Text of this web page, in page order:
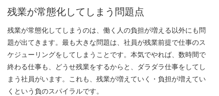
残業が常態化してしまう問題点
残業が常態化してしまうのは、働く人の負担が増える以外にも問
題が出てきます。最も大きな問題は、社員が残業前提で仕事のス
ケジューリングをしてしまうことです。本気でやれば、数時間で
終わる仕事も、どうせ残業をするからと、ダラダラ仕事をしてし
まう社員がいます。これも、残業が増えていく・負担が増えてい
くという負のスパイラルです。